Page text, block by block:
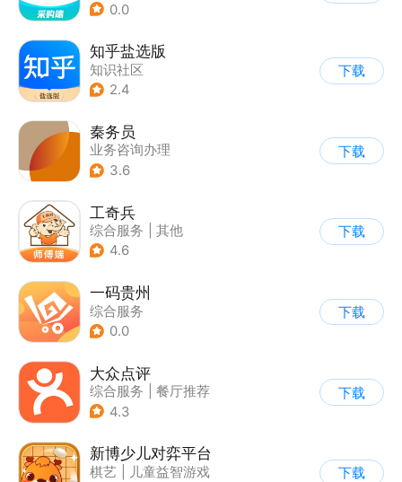
0.0
知乎盐选版
知识社区
| 综合社区/论坛
2.4
下载
秦务员
业务咨询办理
3.6
下载
工奇兵
综合服务
其他
4.6
下载
一码贵州
综合服务
0.0
下载
大众点评
综合服务
餐厅推荐
4.3
下载
新博少儿对弈平台
棋艺
儿童益智游戏
下载